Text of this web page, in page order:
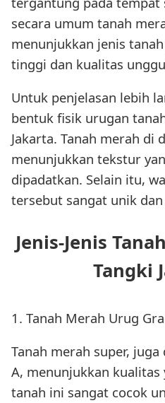
secara umum tanah
menunjukkan jenis
tinggi dan kualitas
Untuk penjelasan lebih
bentuk fisik urugan
Jakarta. Tanah merah di
menunjukkan tekstur
dipadatkan. Selain itu,
tersebut sangat unik
Jenis-Jenis
Tangki
1. Tanah Merah Urug
Tanah merah super,
A, menunjukkan kualitas
tanah ini sangat cocok